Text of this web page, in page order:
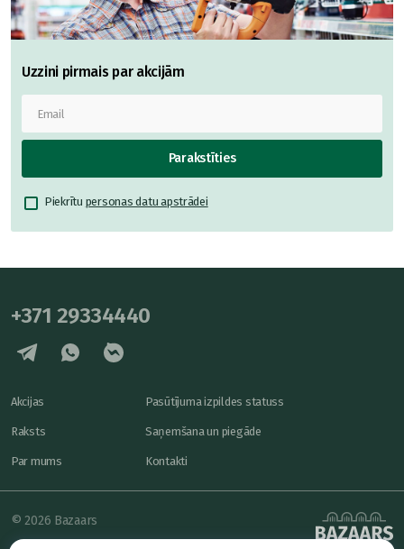
Uzzini pirmais par akcijām
Parakstīties
Piekrītu personas datu apstrādei
+371 29334440
Akcijas
Raksts
Par mums
Pasūtījuma izpildes statuss
Saņemšana un piegāde
Kontakti
© 2026 Bazaars